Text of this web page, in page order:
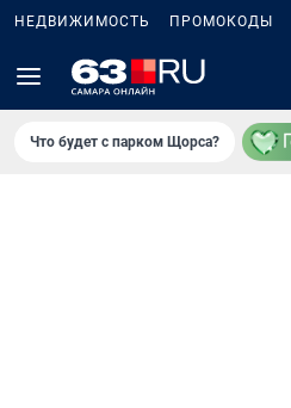
НЕДВИЖИМОСТЬ ПРОМОКОДЫ
Что будет с парком Щорса?